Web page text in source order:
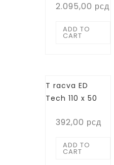
2.095,00 рсд
ADD TO
CART
T racva ED
Tech 110 x 50
392,00 рсд
ADD TO
CART